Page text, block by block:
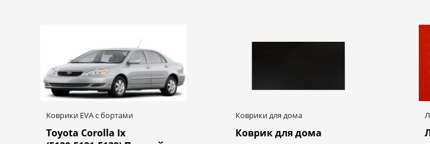
Коврики EVA c бортами
Toyota Corolla Ix
Коврики для дома
Коврик для дома